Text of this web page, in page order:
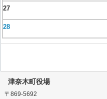
27
28
津奈木町役場
〒869-5692